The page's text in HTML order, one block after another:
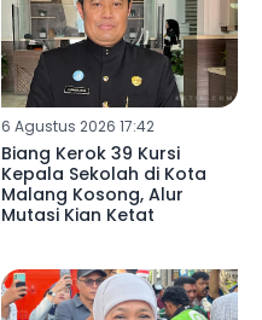
6 Agustus 2026 17:42
Biang Kerok 39 Kursi
Kepala Sekolah di Kota
Malang Kosong, Alur
Mutasi Kian Ketat